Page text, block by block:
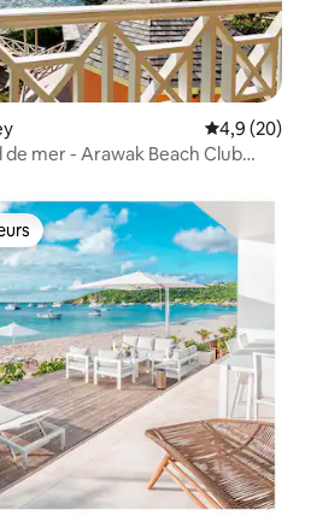
Évaluation
4,9 (20)
mer - Arawak Beach Club
les plus appréciés